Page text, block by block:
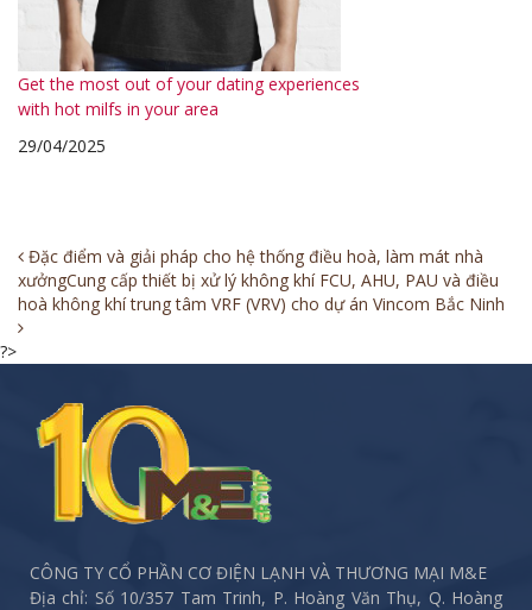
Get the most out of your dating experiences
with hot milfs in your area
29/04/2025
Post
navigation
Đặc điểm và giải pháp cho hệ thống điều hoà, làm mát nhà
xưởngCung cấp thiết bị xử lý không khí FCU, AHU, PAU và điều
hoà không khí trung tâm VRF (VRV) cho dự án Vincom Bắc Ninh
?>
CÔNG TY CỔ PHẦN CƠ ĐIỆN LẠNH VÀ THƯƠNG MẠI M&E
Địa chỉ: Số 10/357 Tam Trinh, P. Hoàng Văn Thụ, Q. Hoàng